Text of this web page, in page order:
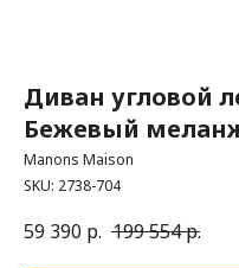
Диван угловой
Бежевый
Manons Maison
SKU: 2738-704
59 390 р. 199 554р.